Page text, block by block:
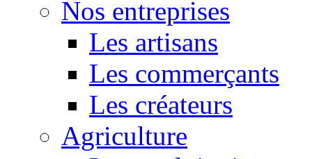
Nos entreprises
Les artisans
Les commerçants
Les créateurs
Agriculture